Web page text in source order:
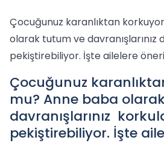
Çocuğunuz karanlıktan
olarak tutum ve davranışlarınız
pekiştirebiliyor. İşte ailelere
Çocuğunuz
mu? Anne baba
davranışlarınız
pekiştirebiliyor. İşte